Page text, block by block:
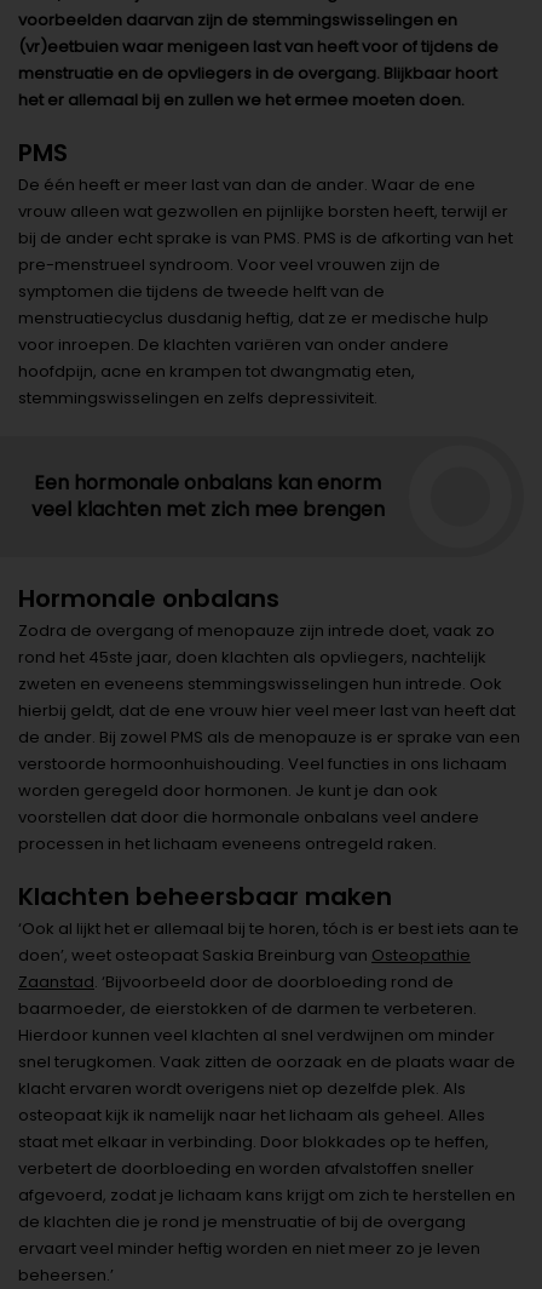
voorbeelden daarvan zijn de stemmingswisselingen en
(vr)eetbuien waar menigeen last van heeft voor of tijdens de
menstruatie en de opvliegers in de overgang. Blijkbaar hoort
het er allemaal bij en zullen we het ermee moeten doen.
PMS
De één heeft er meer last van dan de ander. Waar de ene
vrouw alleen wat gezwollen en pijnlijke borsten heeft, terwijl er
bij de ander echt sprake is van PMS. PMS is de afkorting van het
pre-menstrueel syndroom. Voor veel vrouwen zijn de
symptomen die tijdens de tweede helft van de
menstruatiecyclus dusdanig heftig, dat ze er medische hulp
voor inroepen. De klachten variëren van onder andere
hoofdpijn, acne en krampen tot dwangmatig eten,
stemmingswisselingen en zelfs depressiviteit.
Een hormonale onbalans kan enorm
veel klachten met zich mee brengen
Hormonale onbalans
Zodra de overgang of menopauze zijn intrede doet, vaak zo
rond het 45ste jaar, doen klachten als opvliegers, nachtelijk
zweten en eveneens stemmingswisselingen hun intrede. Ook
hierbij geldt, dat de ene vrouw hier veel meer last van heeft dat
de ander. Bij zowel PMS als de menopauze is er sprake van een
verstoorde hormoonhuishouding. Veel functies in ons lichaam
worden geregeld door hormonen. Je kunt je dan ook
voorstellen dat door die hormonale onbalans veel andere
processen in het lichaam eveneens ontregeld raken.
Klachten beheersbaar maken
‘Ook al lijkt het er allemaal bij te horen, tóch is er best iets aan te
doen’, weet osteopaat Saskia Breinburg van Osteopathie
Zaanstad. ‘Bijvoorbeeld door de doorbloeding rond de
baarmoeder, de eierstokken of de darmen te verbeteren.
Hierdoor kunnen veel klachten al snel verdwijnen om minder
snel terugkomen. Vaak zitten de oorzaak en de plaats waar de
klacht ervaren wordt overigens niet op dezelfde plek. Als
osteopaat kijk ik namelijk naar het lichaam als geheel. Alles
staat met elkaar in verbinding. Door blokkades op te heffen,
verbetert de doorbloeding en worden afvalstoffen sneller
afgevoerd, zodat je lichaam kans krijgt om zich te herstellen en
de klachten die je rond je menstruatie of bij de overgang
ervaart veel minder heftig worden en niet meer zo je leven
beheersen.’